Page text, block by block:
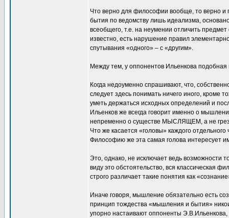
Что верно для философии вообще, то верно и
бытия по ведомству лишь идеализма,
всеобщего, т.е. на неумении отличить
известно, есть нарушение правил
спутывания «одного» – с «другим».
Между тем, у оппонентов Ильенкова подобная
Когда недоуменно спрашивают, что,
следует здесь понимать ничего иного,
уметь держаться исходных определений и
Ильенков же всегда говорит именно о
непременно о существе МЫСЛЯЩЕМ, а не
Что же касается «головы» каждого
Философию же эта самая голова интересует
Это, однако, не исключает ведь возможности
виду это обстоятельство, вся классическая
строго различает такие понятия как
Иначе говоря, мышление обязательно есть
принцип тождества «мышления и бытия»
упорно настаивают оппоненты